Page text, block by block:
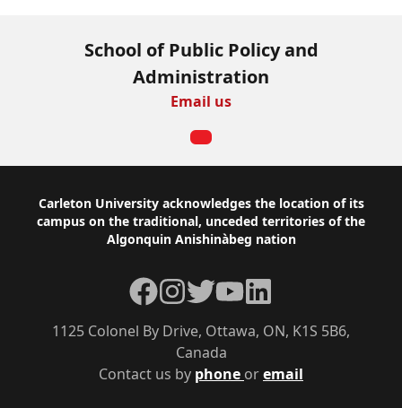
School of Public Policy and
Administration
Email us
Footer
Carleton University acknowledges the location of its
campus on the traditional, unceded territories of the
Algonquin Anishinàbeg nation
Contact us by phone oremail
1125 Colonel By Drive, Ottawa, ON, K1S 5B6,
Canada
Facebook
Instagram
TwitterYouTubeLinkedIn